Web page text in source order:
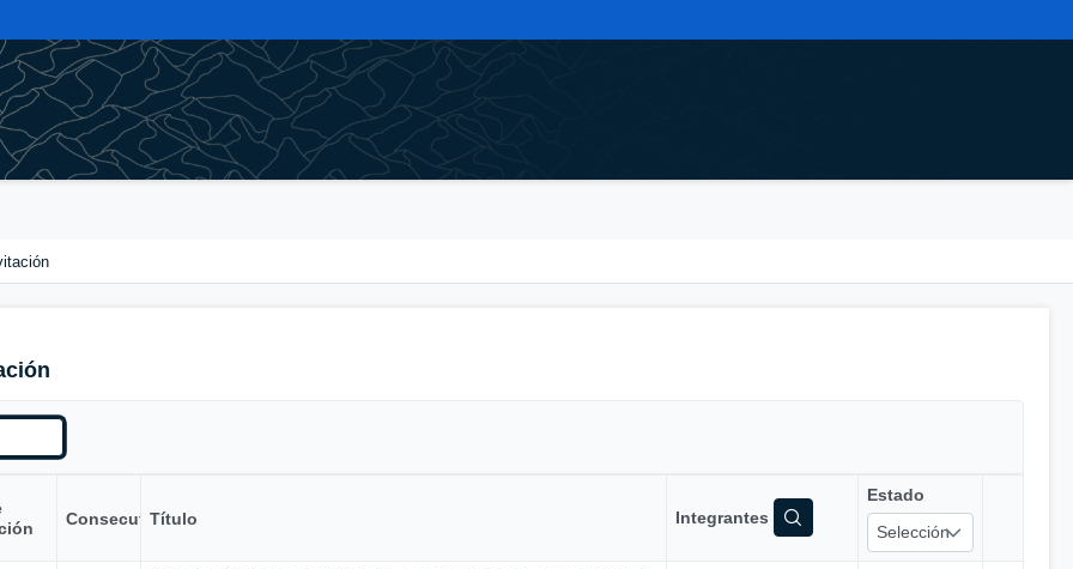
ConsecutivoTítulo Integrantes
Estado
Selección